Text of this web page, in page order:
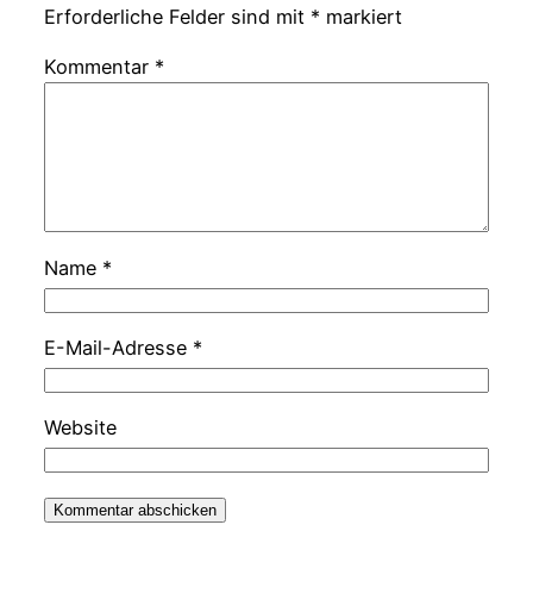
Erforderliche Felder sind mit * markiert
Kommentar *
Name *
E-Mail-Adresse *
Website